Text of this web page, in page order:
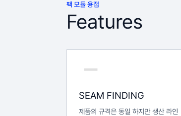
팩 모듈 용접
Features
SEAM FINDING
제품의 규격은 동일 하지만 생산 라인